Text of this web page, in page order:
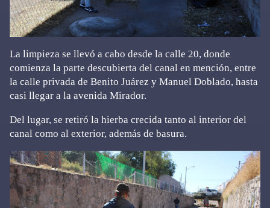
La limpieza se llevó a cabo desde la calle 20, donde
comienza la parte descubierta del canal en mención, entre
la calle privada de Benito Juárez y Manuel Doblado, hasta
casi llegar a la avenida Mirador.
Del lugar, se retiró la hierba crecida tanto al interior del
canal como al exterior, además de basura.